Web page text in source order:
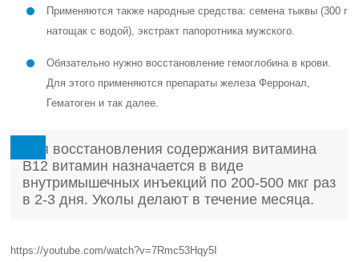
Применяются также народные средства: семена тыквы (300 г
натощак с водой), экстракт папоротника мужского.
Обязательно нужно восстановление гемоглобина в крови.
Для этого применяются препараты железа Ферронал,
Гематоген и так далее.
Для восстановления содержания витамина
В12 витамин назначается в виде
внутримышечных инъекций по 200-500 мкг раз
в 2-3 дня. Уколы делают в течение месяца.
https://youtube.com/watch?v=7Rmc53Hqy5I